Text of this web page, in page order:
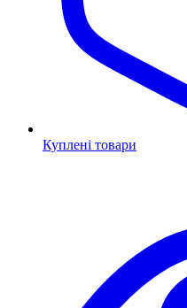
Куплені товари